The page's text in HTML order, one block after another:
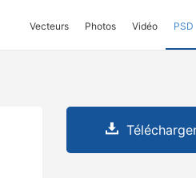
Vecteurs Photos Vidéo PSD